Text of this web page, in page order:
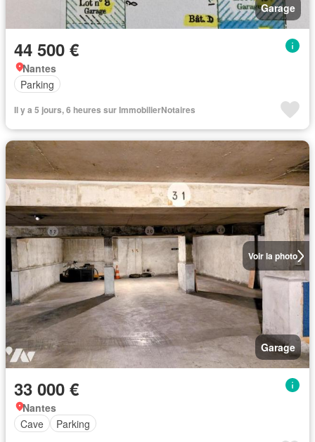
Garage
44 500 €
Nantes
Parking
Il y a 5 jours, 6 heures sur ImmobilierNotaires
Voir la photo
Garage
33 000 €
Nantes
Cave
Parking